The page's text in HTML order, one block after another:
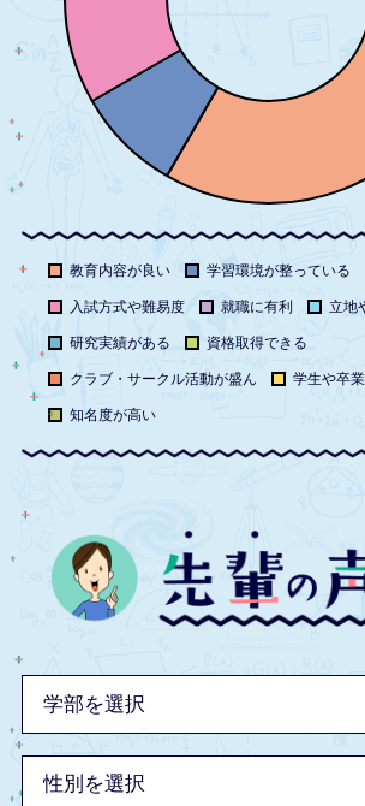
教育内容が良い 学習環境が整っている
入試方式や難易度 就職に有利 立地
研究実績がある 資格取得できる
クラブ・サークル活動が盛ん 学生や卒
知名度が高い